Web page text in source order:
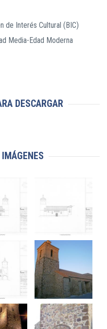
de Interés Cultural (BIC)
Media-Edad Moderna
DESCARGAR